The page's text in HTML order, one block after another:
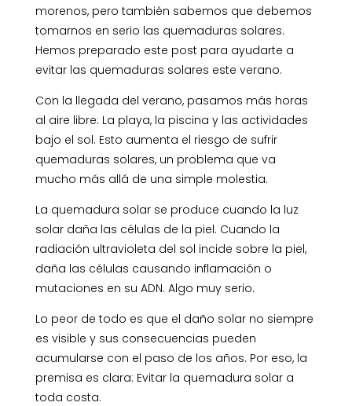
morenos, pero también sabemos que debemos
tomarnos en serio las quemaduras solares.
Hemos preparado este post para ayudarte a
evitar las quemaduras solares este verano.
Con la llegada del verano, pasamos más horas
al aire libre: La playa, la piscina y las actividades
bajo el sol. Esto aumenta el riesgo de sufrir
quemaduras solares, un problema que va
mucho más allá de una simple molestia.
La quemadura solar se produce cuando la luz
solar daña las células de la piel. Cuando la
radiación ultravioleta del sol incide sobre la piel,
daña las células causando inflamación o
mutaciones en su ADN. Algo muy serio.
Lo peor de todo es que el daño solar no siempre
es visible y sus consecuencias pueden
acumularse con el paso de los años. Por eso, la
premisa es clara: Evitar la quemadura solar a
toda costa.